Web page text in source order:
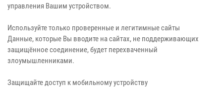
управления Вашим устройством.
Используйте только проверенные и легитимные сайты
Данные, которые Вы вводите на сайтах, не поддерживающих
защищённое соединение, будет перехваченный
злоумышленниками.
Защищайте доступ к мобильному устройству